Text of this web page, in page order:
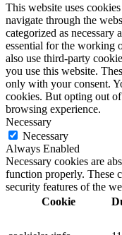
This website uses
navigate through the
categorized as necessary
essential for the working
also use third-party
you use this website.
only with your consent.
cookies. But opting out
browsing experience.
Necessary
Necessary
Always Enabled
Necessary cookies are
function properly. These
security features of the
Cookie